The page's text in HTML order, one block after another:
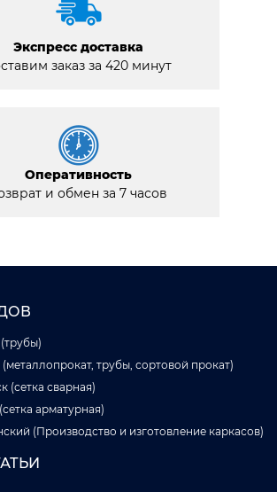
Экспресс доставка
заказ за 420 минут
Оперативность
и обмен за 7 часов
трубы, сортовой прокат)
(сетка сварная)
арматурная)
(Производство и изготовление каркасов)